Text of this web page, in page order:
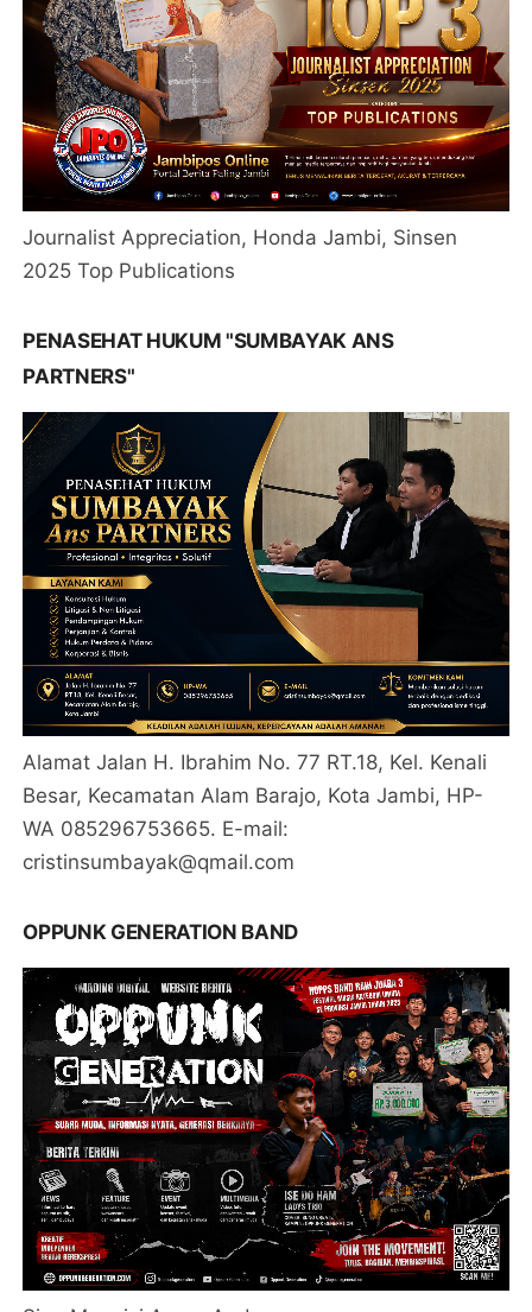
Journalist Appreciation, Honda Jambi, Sinsen
2025 Top Publications
PENASEHAT HUKUM "SUMBAYAK ANS
PARTNERS"
Alamat Jalan H. Ibrahim No. 77 RT.18, Kel. Kenali
Besar, Kecamatan Alam Barajo, Kota Jambi, HP-
WA 085296753665. E-mail:
cristinsumbayak@qmail.com
OPPUNK GENERATION BAND